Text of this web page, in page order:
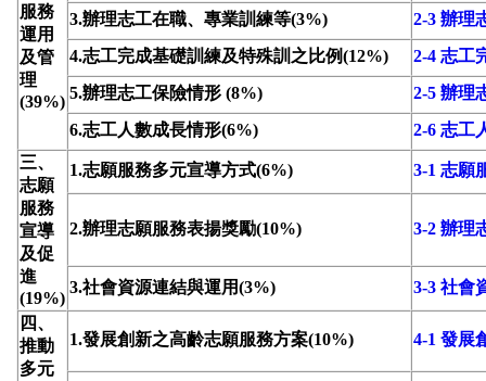
服務
運用
及管
理
(39%)
3.辦理志工在職、專業訓練等(3%)
2-3 辦理
4.志工完成基礎訓練及特殊訓之比例(12%)
2-4 志工
5.辦理志工保險情形 (8%)
2-5 辦理
6.志工人數成長情形(6%)
2-6 志工
三、
志願
服務
宣導
及促
進
(19%)
1.志願服務多元宣導方式(6%) 3-1 志願
2.辦理志願服務表揚獎勵(10%) 3-2 辦理
3.社會資源連結與運用(3%)
3-3 社會
四、
推動
多元
1.發展創新之高齡志願服務方案(10%) 4-1 發展